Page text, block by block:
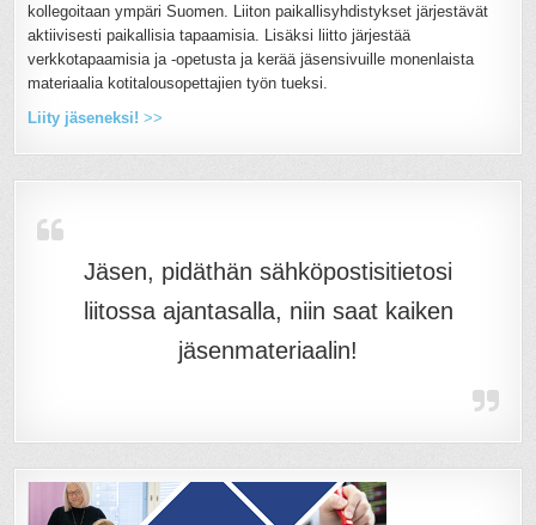
kollegoitaan ympäri Suomen. Liiton paikallisyhdistykset järjestävät
aktiivisesti paikallisia tapaamisia. Lisäksi liitto järjestää
verkkotapaamisia ja -opetusta ja kerää jäsensivuille monenlaista
materiaalia kotitalousopettajien työn tueksi.
Liity jäseneksi! >>
Jäsen, pidäthän sähköpostisitietosi
liitossa ajantasalla, niin saat kaiken
jäsenmateriaalin!